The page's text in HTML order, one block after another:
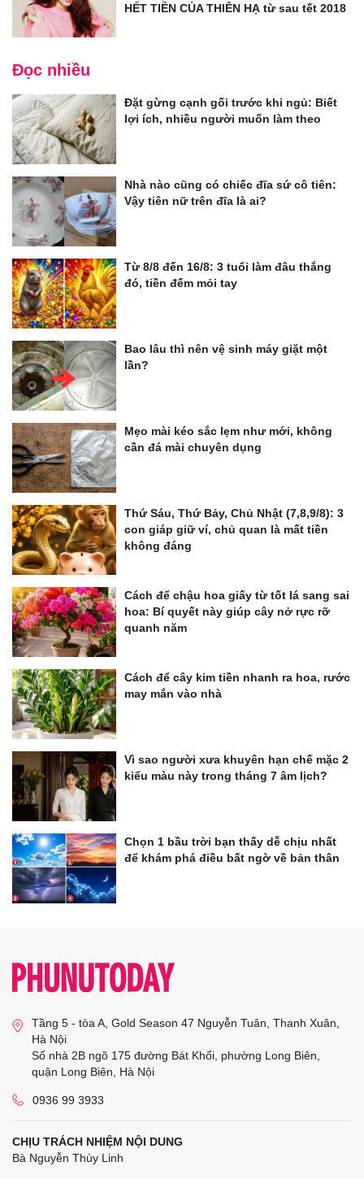
HẾT TIỀN CỦA THIÊN HẠ từ sau tết 2018
Đọc nhiều
Đặt gừng cạnh gối trước khi ngủ: Biết
lợi ích, nhiều người muốn làm theo
Nhà nào cũng có chiếc đĩa sứ cô tiên:
Vậy tiên nữ trên đĩa là ai?
Từ 8/8 đến 16/8: 3 tuổi làm đâu thắng
đó, tiền đếm mỏi tay
Bao lâu thì nên vệ sinh máy giặt một
lần?
Mẹo mài kéo sắc lẹm như mới, không
cần đá mài chuyên dụng
Thứ Sáu, Thứ Bảy, Chủ Nhật (7,8,9/8): 3
con giáp giữ ví, chủ quan là mất tiền
không đáng
Cách để chậu hoa giấy từ tốt lá sang sai
hoa: Bí quyết này giúp cây nở rực rỡ
quanh năm
Cách để cây kim tiền nhanh ra hoa, rước
may mắn vào nhà
Vì sao người xưa khuyên hạn chế mặc 2
kiểu màu này trong tháng 7 âm lịch?
Chọn 1 bầu trời bạn thấy dễ chịu nhất
để khám phá điều bất ngờ về bản thân
Tầng 5 - tòa A, Gold Season 47 Nguyễn Tuân, Thanh Xuân,
Hà Nội
Số nhà 2B ngõ 175 đường Bát Khối, phường Long Biên,
quận Long Biên, Hà Nội
0936 99 3933
CHỊU TRÁCH NHIỆM NỘI DUNG
Bà Nguyễn Thùy Linh